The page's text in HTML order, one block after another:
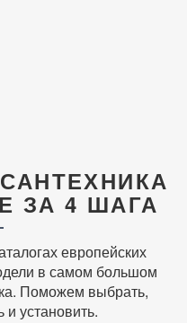
ЗА 4 ШАГА
европейских
в самом большом
Поможем выбрать,
и установить.